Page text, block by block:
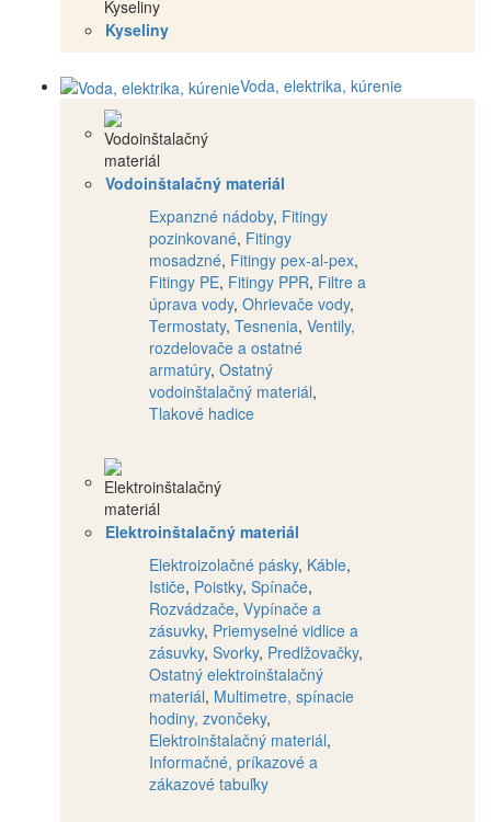
Kyseliny
Voda, elektrika, kúrenie
Vodoinštalačný materiál
Expanzné nádoby, Fitingy
pozinkované, Fitingy
mosadzné, Fitingy pex-al-pex,
Fitingy PE, Fitingy PPR, Filtre a
úprava vody, Ohrievače vody,
Termostaty, Tesnenia, Ventily,
rozdelovače a ostatné
armatúry, Ostatný
vodoinštalačný materiál,
Tlakové hadice
Elektroinštalačný materiál
Elektroizolačné pásky, Káble,
Ističe, Poistky, Spínače,
Rozvádzače, Vypínače a
zásuvky, Priemyselné vidlice a
zásuvky, Svorky, Predlžovačky,
Ostatný elektroinštalačný
materiál, Multimetre, spínacie
hodiny, zvončeky,
Elektroinštalačný materiál,
Informačné, príkazové a
zákazové tabuľky